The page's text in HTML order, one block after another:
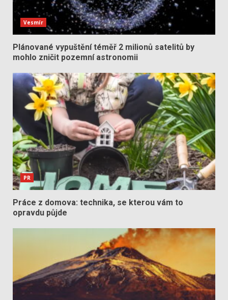
Vesmír
Plánované vypuštění téměř 2 milionů satelitů by
mohlo zničit pozemní astronomii
PR
Práce z domova: technika, se kterou vám to
opravdu půjde